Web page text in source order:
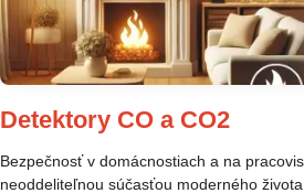
Detektory CO a CO2
Bezpečnosť v domácnostiach a na
neoddeliteľnou súčasťou moderného